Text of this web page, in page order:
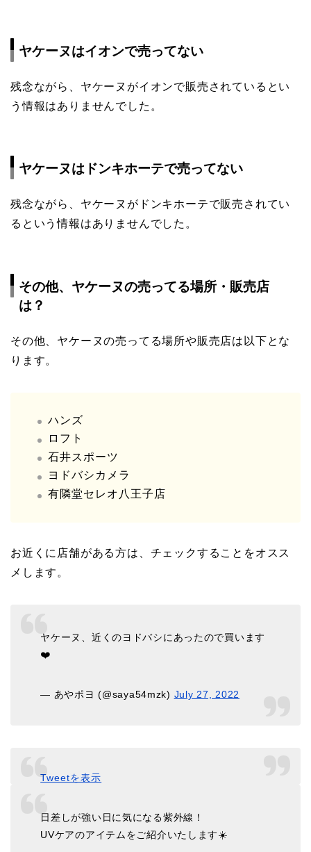
ヤケーヌはイオンで売ってない
残念ながら、ヤケーヌがイオンで販売されているとい
う情報はありませんでした。
ヤケーヌはドンキホーテで売ってない
残念ながら、ヤケーヌがドンキホーテで販売されてい
るという情報はありませんでした。
その他、ヤケーヌの売ってる場所・販売店
は？
その他、ヤケーヌの売ってる場所や販売店は以下とな
ります。
ハンズ
ロフト
石井スポーツ
ヨドバシカメラ
有隣堂セレオ八王子店
お近くに店舗がある方は、チェックすることをオスス
メします。
ヤケーヌ、近くのヨドバシにあったので買います
❤️
— あやポヨ (@saya54mzk) July 27, 2022
Tweetを表示
日差しが強い日に気になる紫外線！
UVケアのアイテムをご紹介いたします☀️